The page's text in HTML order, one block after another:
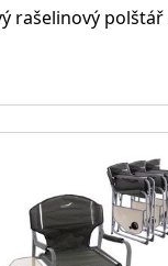
rašelinový polštář